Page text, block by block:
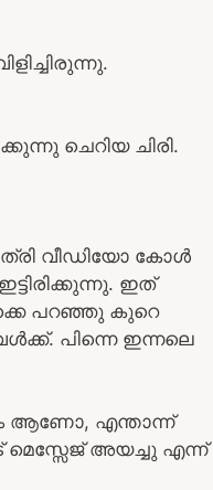
ചെറിയ ചിരി.
വീഡിയോ കോൾ
ഇത്
പറഞ്ഞു കുറെ
പിന്നെ ഇന്നലെ
ആണോ, എന്താന്ന്
അയച്ചു എന്ന്